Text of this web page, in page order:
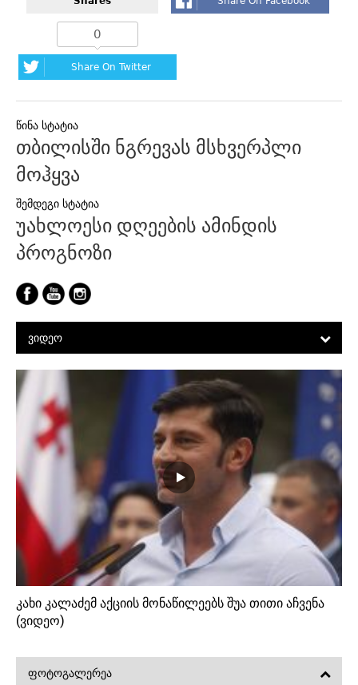
0
Share On Twitter
პოსტის
ნავიგაცია
თბილისში ნგრევას მსხვერპლი
მოჰყვა
უახლოესი დღეების ამინდის
პროგნოზი
ᲕᲘᲓᲔᲝ
კახი კალაძემ აქციის მონაწილეებს შუა თითი აჩვენა
(ვიდეო)
ᲤᲝᲢᲝᲒᲐᲚᲔᲠᲔᲐ